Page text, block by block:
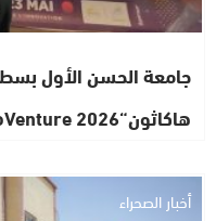
جامعة الحسن الأول
هاكاثون“InnoVenture 2026” لتعزيز الابتكار…
أخبار الصحراء